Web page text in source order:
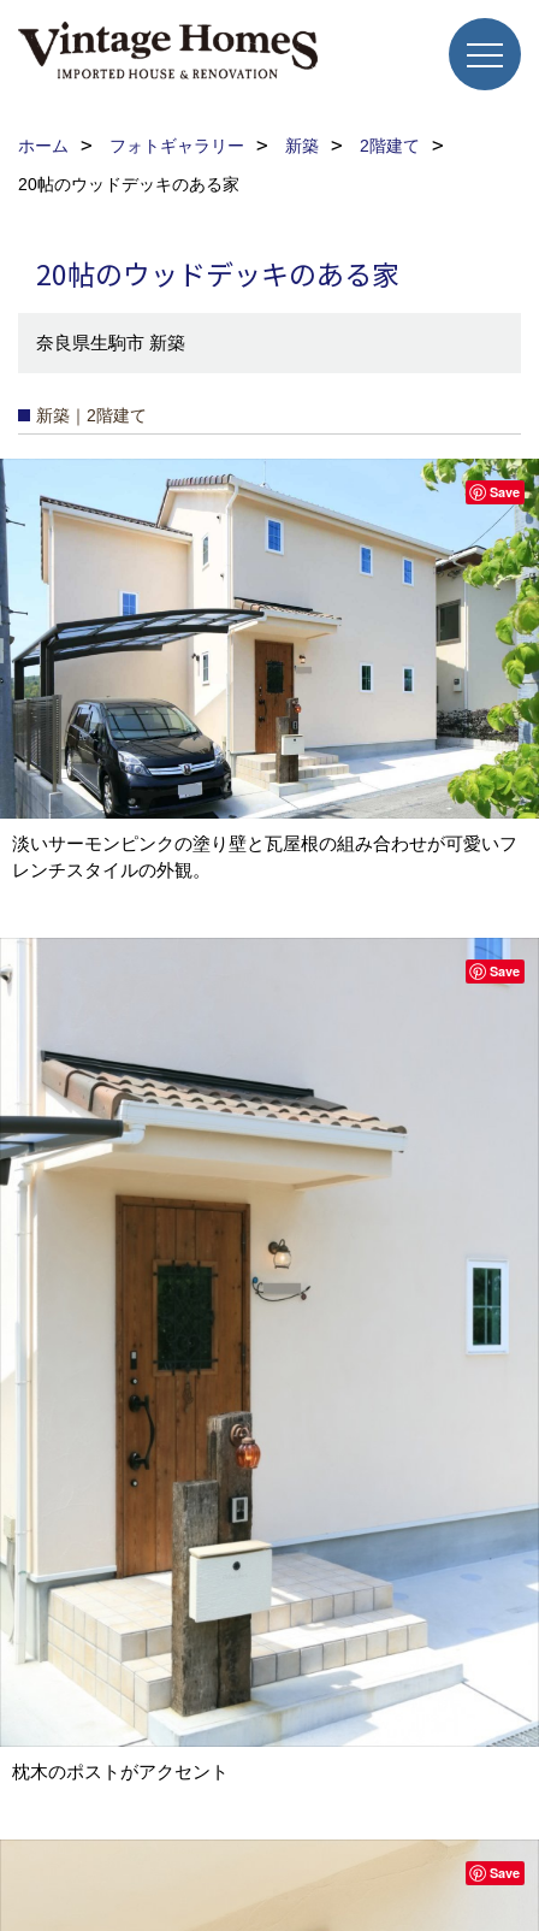
ホーム フォトギャラリー 新築
2階建て
20帖のウッドデッキのある家
20帖のウッドデッキのある家
奈良県生駒市 新築
新築｜2階建て
淡いサーモンピンクの塗り壁と瓦屋根の組み合わせが可愛いフ
レンチスタイルの外観。
Save
枕木のポストがアクセント
Save
Save